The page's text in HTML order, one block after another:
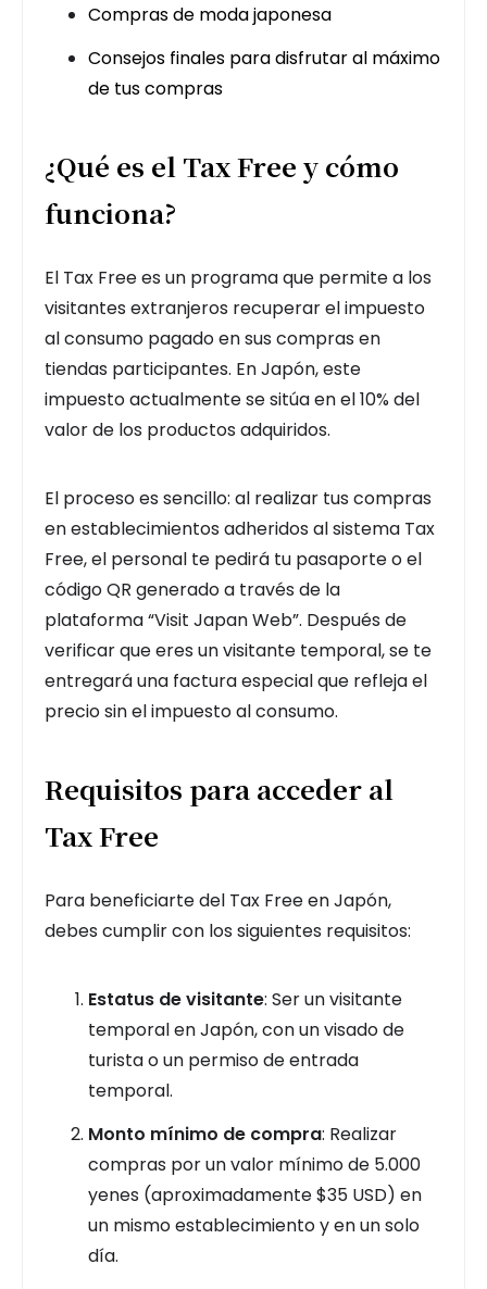
Compras de moda japonesa
Consejos finales para disfrutar al máximo
de tus compras
¿Qué es el Tax Free y cómo
funciona?
El Tax Free es un programa que permite a los
visitantes extranjeros recuperar el impuesto
al consumo pagado en sus compras en
tiendas participantes. En Japón, este
impuesto actualmente se sitúa en el 10% del
valor de los productos adquiridos.
El proceso es sencillo: al realizar tus compras
en establecimientos adheridos al sistema Tax
Free, el personal te pedirá tu pasaporte o el
código QR generado a través de la
plataforma “Visit Japan Web”. Después de
verificar que eres un visitante temporal, se te
entregará una factura especial que refleja el
precio sin el impuesto al consumo.
Requisitos para acceder al
Tax Free
Para beneficiarte del Tax Free en Japón,
debes cumplir con los siguientes requisitos:
Estatus de visitante: Ser un visitante
temporal en Japón, con un visado de
turista o un permiso de entrada
temporal.
Monto mínimo de compra: Realizar
compras por un valor mínimo de 5.000
yenes (aproximadamente $35 USD) en
un mismo establecimiento y en un solo
día.